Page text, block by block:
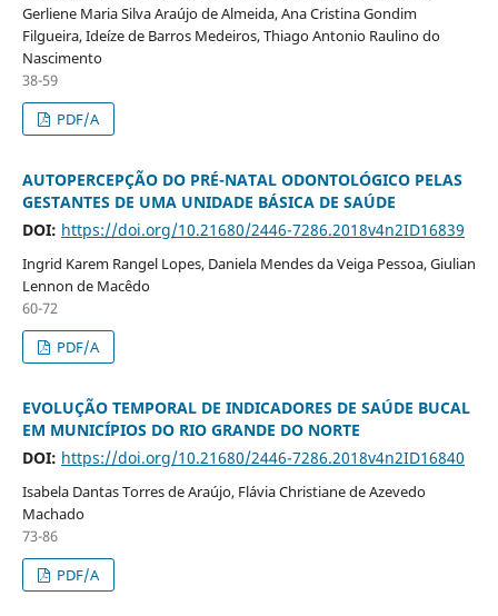
Gerliene Maria Silva Araújo de Almeida, Ana Cristina Gondim
Filgueira, Ideíze de Barros Medeiros, Thiago Antonio Raulino do
Nascimento
38-59
PDF/A
AUTOPERCEPÇÃO DO PRÉ-NATAL ODONTOLÓGICO PELAS
GESTANTES DE UMA UNIDADE BÁSICA DE SAÚDE
DOI: https://doi.org/10.21680/2446-7286.2018v4n2ID16839
Ingrid Karem Rangel Lopes, Daniela Mendes da Veiga Pessoa, Giulian
Lennon de Macêdo
60-72
PDF/A
EVOLUÇÃO TEMPORAL DE INDICADORES DE SAÚDE BUCAL
EM MUNICÍPIOS DO RIO GRANDE DO NORTE
DOI: https://doi.org/10.21680/2446-7286.2018v4n2ID16840
Isabela Dantas Torres de Araújo, Flávia Christiane de Azevedo
Machado
73-86
PDF/A